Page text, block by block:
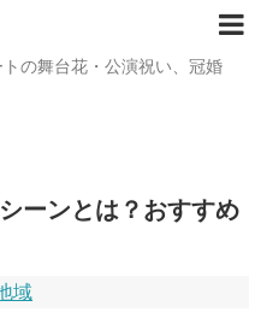
の舞台花・公演祝い、冠婚
ーンとは？おすすめ
域